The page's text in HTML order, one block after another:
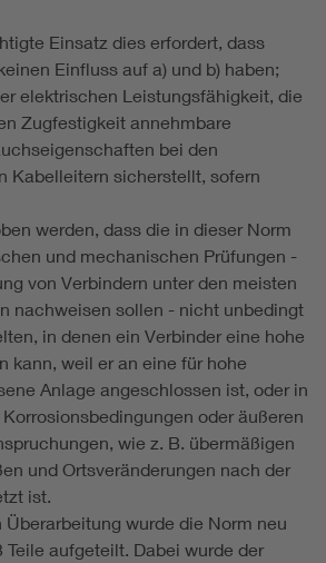
Einsatz dies erfordert, dass
Einfluss auf a) und b) haben;
elektrischen Leistungsfähigkeit, die
Zugfestigkeit annehmbare
bei den
Kabelleitern sicherstellt, sofern
werden, dass die in dieser Norm
und mechanischen Prüfungen -
von Verbindern unter den meisten
nachweisen sollen - nicht unbedingt
in denen ein Verbinder eine hohe
kann, weil er an eine für hohe
Anlage angeschlossen ist, oder in
oder äußeren
wie z. B. übermäßigen
und Ortsveränderungen nach der
ist.
wurde die Norm neu
aufgeteilt. Dabei wurde der